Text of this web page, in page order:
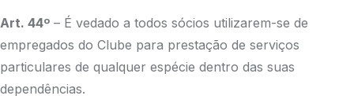
Art. 44º – É vedado a todos sócios utilizarem-se de
empregados do Clube para prestação de serviços
particulares de qualquer espécie dentro das suas
dependências.